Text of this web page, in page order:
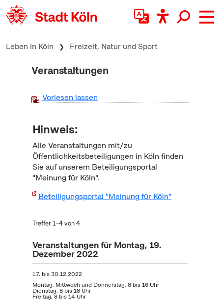
zum Inhalt springen
Leben in Köln Freizeit, Natur und Sport
Veranstaltungen
Vorlesen lassen
Hinweis:
Alle Veranstaltungen mit/zu
Öffentlichkeitsbeteiligungen in Köln finden
Sie auf unserem Beteiligungsportal
"Meinung für Köln".
Beteiligungsportal "Meinung für Köln"
Treffer 1–4 von 4
Veranstaltungen für Montag, 19.
Dezember 2022
1.7. bis30.12.2022
Montag, Mittwoch und Donnerstag, 8 bis 16 Uhr
Dienstag, 8 bis 18 Uhr
Freitag, 8 bis 14 Uhr